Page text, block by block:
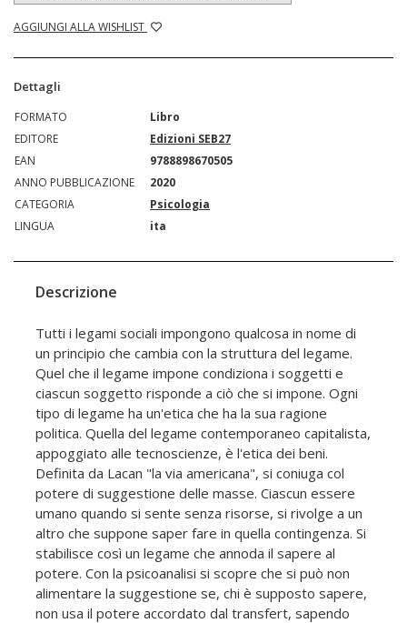
AGGIUNGI ALLA WISHLIST
Dettagli
FORMATO
Libro
EDITORE
Edizioni SEB27
EAN
9788898670505
ANNO PUBBLICAZIONE
2020
CATEGORIA
Psicologia
LINGUA
ita
Descrizione
Tutti i legami sociali impongono qualcosa in nome di
un principio che cambia con la struttura del legame.
Quel che il legame impone condiziona i soggetti e
ciascun soggetto risponde a ciò che si impone. Ogni
tipo di legame ha un'etica che ha la sua ragione
politica. Quella del legame contemporaneo capitalista,
appoggiato alle tecnoscienze, è l'etica dei beni.
Definita da Lacan "la via americana", si coniuga col
potere di suggestione delle masse. Ciascun essere
umano quando si sente senza risorse, si rivolge a un
altro che suppone saper fare in quella contingenza. Si
stabilisce così un legame che annoda il sapere al
potere. Con la psicoanalisi si scopre che si può non
alimentare la suggestione se, chi è supposto sapere,
non usa il potere accordato dal transfert, sapendo